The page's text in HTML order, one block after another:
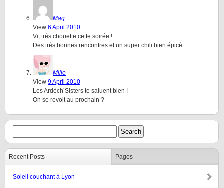
Mag
View 6 April 2010
Vi, très chouette cette soirée !
Des très bonnes rencontres et un super chili bien épicé.
Milie
View 9 April 2010
Les Ardèch’Sisters te saluent bien !
On se revoit au prochain ?
Recent Posts Pages
Soleil couchant à Lyon